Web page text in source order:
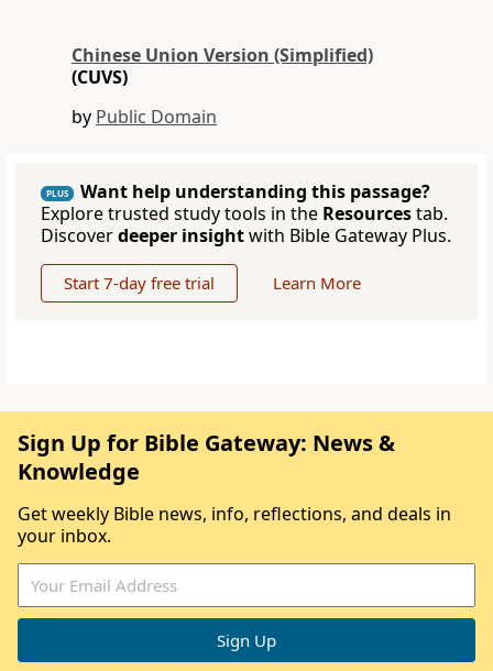
Chinese Union Version (Simplified)
(CUVS)
by Public Domain
PLUS
Want help understanding this passage?
Explore trusted study tools in the Resourcestab.
Discoverdeeper insightwith Bible Gateway Plus.
Start 7-day free trial Learn More
Sign Up for Bible Gateway: News &
Knowledge
Get weekly Bible news, info, reflections, and deals in
your inbox.